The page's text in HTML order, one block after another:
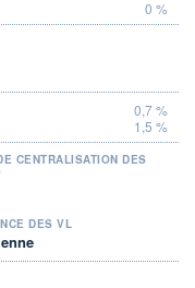
0 %
0,7 %
1,5 %
CENTRALISATION DES
DES VL